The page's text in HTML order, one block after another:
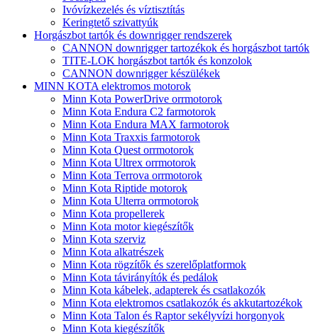
Ivóvízkezelés és víztisztítás
Keringtető szivattyúk
Horgászbot tartók és downrigger rendszerek
CANNON downrigger tartozékok és horgászbot tartók
TITE-LOK horgászbot tartók és konzolok
CANNON downrigger készülékek
MINN KOTA elektromos motorok
Minn Kota PowerDrive orrmotorok
Minn Kota Endura C2 farmotorok
Minn Kota Endura MAX farmotorok
Minn Kota Traxxis farmotorok
Minn Kota Quest orrmotorok
Minn Kota Ultrex orrmotorok
Minn Kota Terrova orrmotorok
Minn Kota Riptide motorok
Minn Kota Ulterra orrmotorok
Minn Kota propellerek
Minn Kota motor kiegészítők
Minn Kota szerviz
Minn Kota alkatrészek
Minn Kota rögzítők és szerelőplatformok
Minn Kota távirányítók és pedálok
Minn Kota kábelek, adapterek és csatlakozók
Minn Kota elektromos csatlakozók és akkutartozékok
Minn Kota Talon és Raptor sekélyvízi horgonyok
Minn Kota kiegészítők